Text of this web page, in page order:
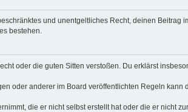
und unentgeltliches Recht, deinen Beitrag
bestehen.
oder die guten Sitten verstoßen. Du erklärst
oder anderer im Board veröffentlichten Regeln
die er nicht selbst erstellt hat oder die er nicht